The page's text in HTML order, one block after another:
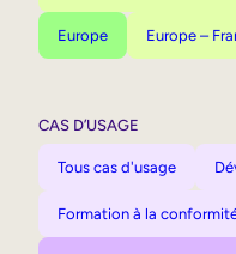
Europe Europe –
CAS D’USAGE
Tous cas d'usage
Formation à la